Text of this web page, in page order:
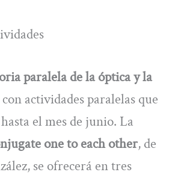
paralela de la óptica y la
actividades paralelas que
el mes de junio. La
one to each other, de
se ofrecerá en tres